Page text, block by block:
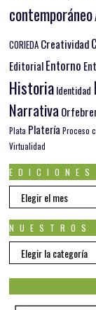
contemporáneo
CORIEDA Creatividad
EditorialEntorno
HistoriaIdentidad
Narrativa
Plata Platería Proceso
Virtualidad
EDICIONES
EDICIONES
NUESTROS
Nuestros
autores